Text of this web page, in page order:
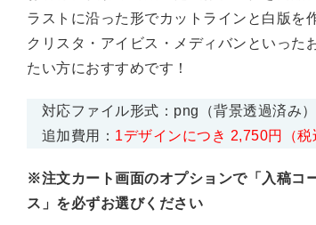
ラストに沿った形でカットラインと白版を
クリスタ・アイビス・メディバンといった
たい方におすすめです！
対応ファイル形式：png（背景透過済み
追加費用： 1デザインにつき 2,750円（税
※注文カート画面のオプションで「入稿コ
ス」を必ずお選びください